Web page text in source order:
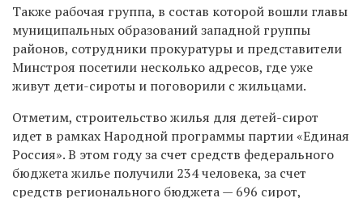
Также рабочая группа, в состав которой вошли главы
муниципальных образований западной группы
районов, сотрудники прокуратуры и представители
Минстроя посетили несколько адресов, где уже
живут дети-сироты и поговорили с жильцами.
Отметим, строительство жилья для детей-сирот
идет в рамках Народной программы партии «Единая
Россия». В этом году за счет средств федерального
бюджета жилье получили 234 человека, за счет
средств регионального бюджета — 696 сирот,